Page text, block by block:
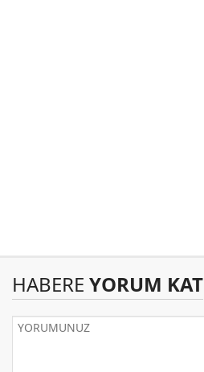
HABERE YORUM KAT